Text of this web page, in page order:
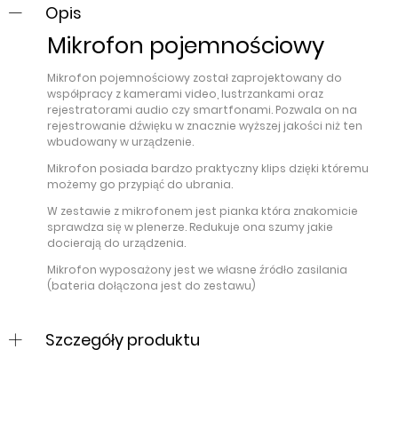
Opis
Mikrofon pojemnościowy
Mikrofon pojemnościowy został zaprojektowany do
współpracy z kamerami video, lustrzankami oraz
rejestratorami audio czy smartfonami. Pozwala on na
rejestrowanie dźwięku w znacznie wyższej jakości niż ten
wbudowany w urządzenie.
Mikrofon posiada bardzo praktyczny klips dzięki któremu
możemy go przypiąć do ubrania.
W zestawie z mikrofonem jest pianka która znakomicie
sprawdza się w plenerze. Redukuje ona szumy jakie
docierają do urządzenia.
Mikrofon wyposażony jest we własne źródło zasilania
(bateria dołączona jest do zestawu)
Szczegóły produktu